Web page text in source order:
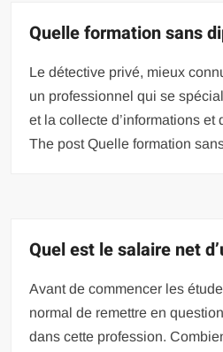
Quelle formation sans
Le détective privé, mieux
un professionnel qui se
et la collecte d’informations
The post Quelle formation
Quel est le salaire net
Avant de commencer les
normal de remettre en
dans cette profession.